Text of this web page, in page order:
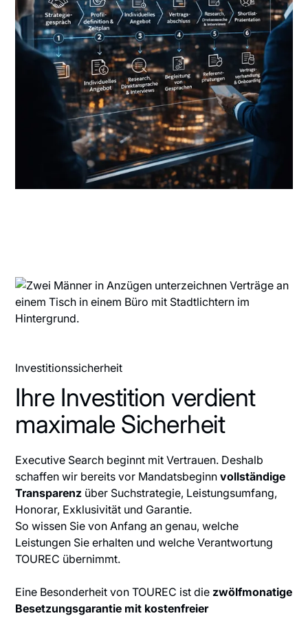
Investitionssicherheit
Ihre Investition verdient
maximale Sicherheit
Executive Search beginnt mit Vertrauen. Deshalb
schaffen wir bereits vor Mandatsbeginnvollständige
Transparenz über Suchstrategie, Leistungsumfang,
Honorar, Exklusivität und Garantie.
So wissen Sie von Anfang an genau, welche
Leistungen Sie erhalten und welche Verantwortung
TOUREC übernimmt.
Eine Besonderheit von TOUREC ist die zwölfmonatige
Besetzungsgarantie mit kostenfreier